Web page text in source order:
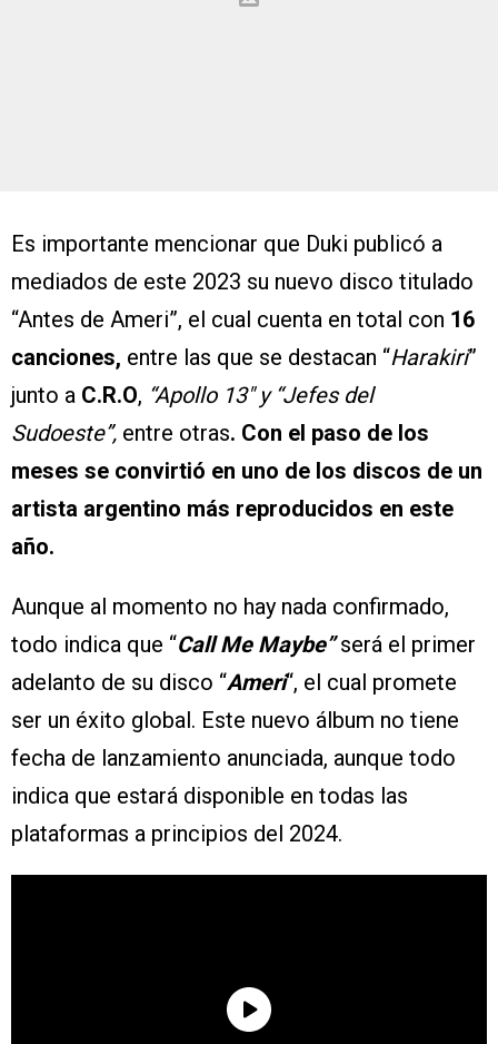
Es importante mencionar que Duki publicó a
mediados de este 2023 su nuevo disco titulado
“Antes de Ameri”, el cual cuenta en total con 16
canciones, entre las que se destacan “Harakiri”
junto a C.R.O, “Apollo 13″ y “Jefes del
Sudoeste”, entre otras. Con el paso de los
meses se convirtió en uno de los discos de un
artista argentino más reproducidos en este
año.
Aunque al momento no hay nada confirmado,
todo indica que “Call Me Maybe”será el primer
adelanto de su disco “Ameri“, el cual promete
ser un éxito global. Este nuevo álbum no tiene
fecha de lanzamiento anunciada, aunque todo
indica que estará disponible en todas las
plataformas a principios del 2024.